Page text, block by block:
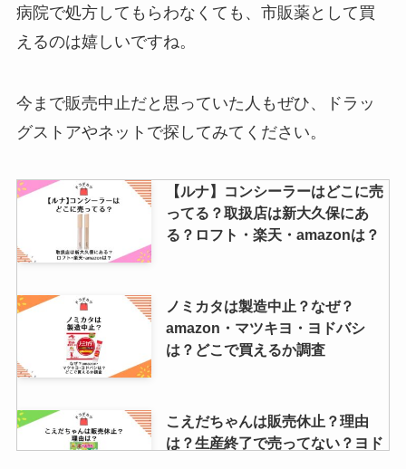
徹底リサーチ！
に売ってる？マツキヨ・サンドラ
ッグなど販売店を調査！
手間なしブライトが売ってないっ
て本当？Amazon・楽天で買え
る？取扱店舗を調査！
しまじろうのぬいぐるみはどこで
売ってる？トイザらスやamazon
やメルカリで買える？
nポリッシュオイルはどこで買え
る？薬局で売ってる？取り扱い店
病院で処方してもらわなくても、市販薬として買
えるのは嬉しいですね。
今まで販売中止だと思っていた人もぜひ、ドラッ
グストアやネットで探してみてください。
【ルナ】コンシーラーはどこに売
ってる？取扱店は新大久保にあ
る？ロフト・楽天・amazonは？
ノミカタは製造中止？なぜ？
amazon・マツキヨ・ヨドバシ
は？どこで買えるか調査
こえだちゃんは販売休止？理由
は？生産終了で売ってない？ヨド